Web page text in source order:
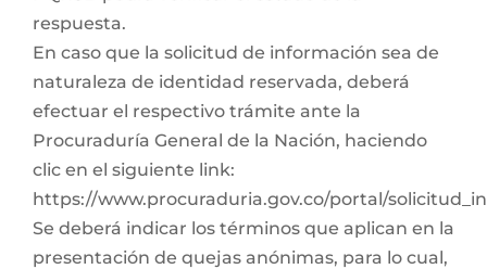
respuesta.
En caso que la solicitud de información sea de
naturaleza de identidad reservada, deberá
efectuar el respectivo trámite ante la
Procuraduría General de la Nación, haciendo
clic en el siguiente link:
https://www.procuraduria.gov.co/portal/
Se deberá indicar los términos que aplican en la
presentación de quejas anónimas, para lo cual,